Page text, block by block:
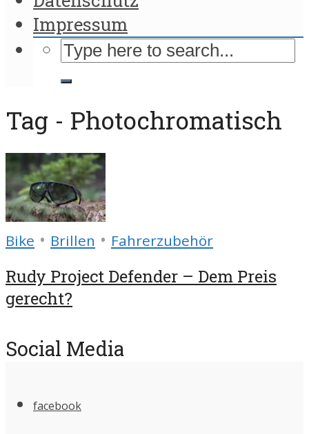
Impressum
Tag - Photochromatisch
Bike • Brillen • Fahrerzubehör
Rudy Project Defender – Dem Preis
gerecht?
Social Media
facebook